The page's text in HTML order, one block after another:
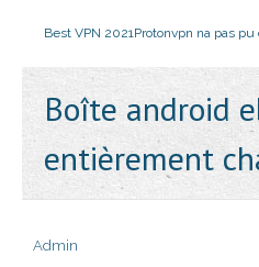
Best VPN 2021Protonvpn na pas
Boîte android
entièrement
Admin